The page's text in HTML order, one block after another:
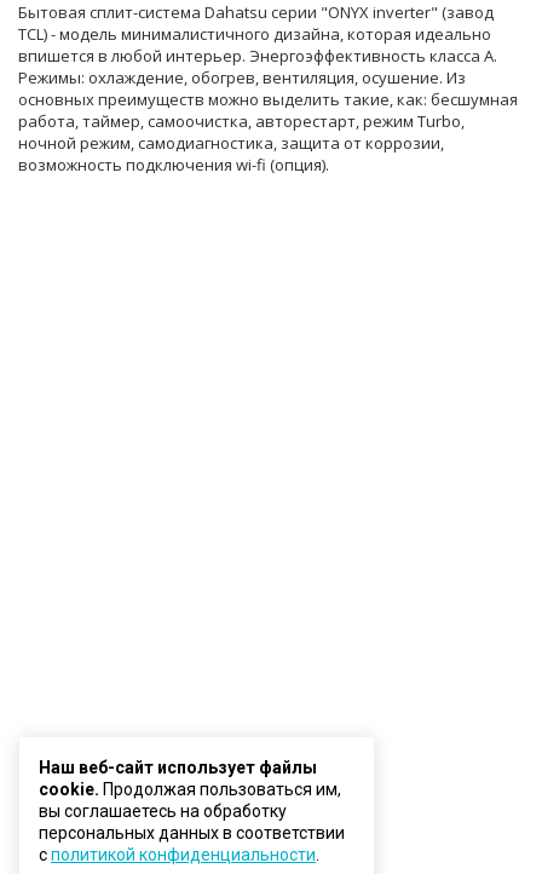
Бытовая сплит-система Dahatsu серии "ONYX inverter" (завод
TCL) - модель минималистичного дизайна, которая идеально
впишется в любой интерьер. Энергоэффективность класса А.
Режимы: охлаждение, обогрев, вентиляция, осушение. Из
основных преимуществ можно выделить такие, как: бесшумная
работа, таймер, самоочистка, авторестарт, режим Turbo,
ночной режим, самодиагностика, защита от коррозии,
возможность подключения wi-fi (опция).
Наш веб-сайт использует файлы
cookie. Продолжая пользоваться им,
вы соглашаетесь на обработку
персональных данных в соответствии
сполитикой конфиденциальности